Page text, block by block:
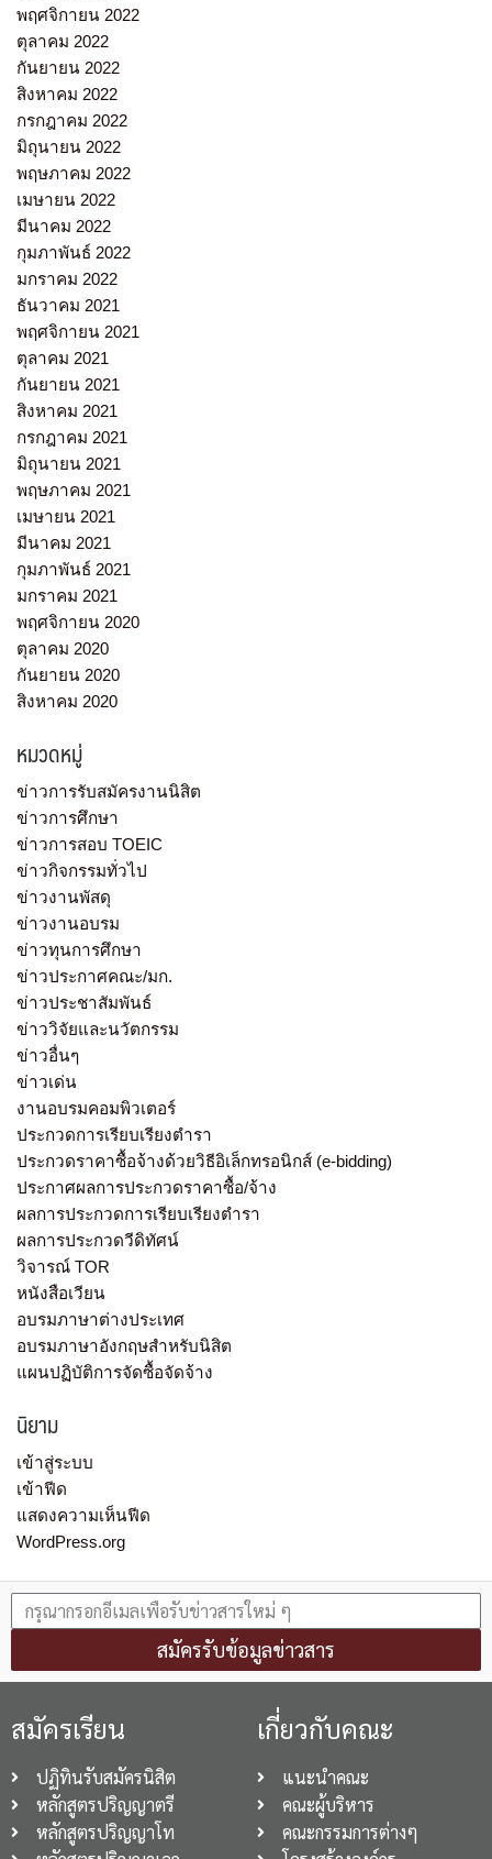
พฤศจิกายน 2022
ตุลาคม 2022
กันยายน 2022
สิงหาคม 2022
กรกฎาคม 2022
มิถุนายน 2022
พฤษภาคม 2022
เมษายน 2022
มีนาคม 2022
กุมภาพันธ์ 2022
มกราคม 2022
ธันวาคม 2021
พฤศจิกายน 2021
ตุลาคม 2021
กันยายน 2021
สิงหาคม 2021
กรกฎาคม 2021
มิถุนายน 2021
พฤษภาคม 2021
เมษายน 2021
มีนาคม 2021
กุมภาพันธ์ 2021
มกราคม 2021
พฤศจิกายน 2020
ตุลาคม 2020
กันยายน 2020
สิงหาคม 2020
หมวดหมู่
ข่าวการรับสมัครงานนิสิต
ข่าวการศึกษา
ข่าวการสอบ TOEIC
ข่าวกิจกรรมทั่วไป
ข่าวงานพัสดุ
ข่าวงานอบรม
ข่าวทุนการศึกษา
ข่าวประกาศคณะ/มก.
ข่าวประชาสัมพันธ์
ข่าววิจัยและนวัตกรรม
ข่าวอื่นๆ
ข่าวเด่น
งานอบรมคอมพิวเตอร์
ประกวดการเรียบเรียงตำรา
ประกวดราคาซื้อจ้างด้วยวิธีอิเล็กทรอนิกส์ (e-bidding)
ประกาศผลการประกวดราคาซื้อ/จ้าง
ผลการประกวดการเรียบเรียงตำรา
ผลการประกวดวีดิทัศน์
วิจารณ์ TOR
หนังสือเวียน
อบรมภาษาต่างประเทศ
อบรมภาษาอังกฤษสำหรับนิสิต
แผนปฏิบัติการจัดซื้อจัดจ้าง
นิยาม
เข้าสู่ระบบ
เข้าฟีด
แสดงความเห็นฟีด
WordPress.org
สมัครรับข้อมูลข่าวสาร
สมัครเรียน
ปฏิทินรับสมัครนิสิต
หลักสูตรปริญญาตรี
หลักสูตรปริญญาโท
เกี่ยวกับคณะ
แนะนำคณะ
คณะผู้บริหาร
คณะกรรมการต่างๆ